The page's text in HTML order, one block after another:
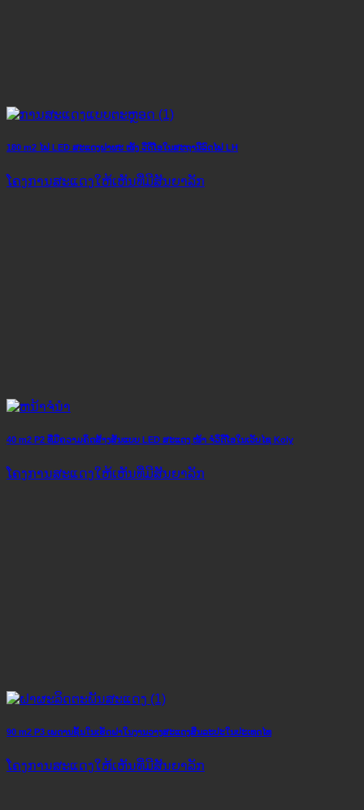
180 m2 ໄຟ LED ສະແດງຝາຜະ ໜັງ ວີດີໂອໃນສະຖານີລົດໄຟ LH
ໂຄງ​ການ​ສະ​ແດງ​ໃຫ້​ເຫັນ​ທີ່​ມີ​ສັນ​ຍາ​ລັກ​
40 m2 P2 ທີ່ມີຄວາມຄິດສ້າງສັນແບບ LED ສະແດງ ໜ້າ ຈໍວິດີໂອໃນເວັບໄຊ Koly
ໂຄງ​ການ​ສະ​ແດງ​ໃຫ້​ເຫັນ​ທີ່​ມີ​ສັນ​ຍາ​ລັກ​
90 m2 P3 ເພດານຊັ້ນໃນເຮັດຝາໃນງານວາງສະແດງສິນລະປະໃນປະເທດໄທ
ໂຄງ​ການ​ສະ​ແດງ​ໃຫ້​ເຫັນ​ທີ່​ມີ​ສັນ​ຍາ​ລັກ​